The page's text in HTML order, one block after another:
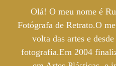
Olá! O meu nome é
Fotógrafa de Retrato.O
volta das artes e
fotografia.Em 2004